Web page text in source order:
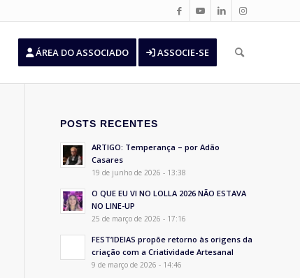
ÁREA DO ASSOCIADO ASSOCIE-SE
POSTS RECENTES
ARTIGO: Temperança – por Adão
Casares
19 de junho de 2026 - 13:38
O QUE EU VI NO LOLLA 2026 NÃO ESTAVA
NO LINE-UP
25 de março de 2026 - 17:16
FEST’IDEIAS propõe retorno às origens da
criação com a Criatividade Artesanal
9 de março de 2026 - 14:46